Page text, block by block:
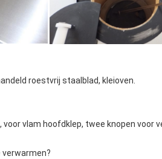
roestvrij staalblad, kleioven.
voor vlam hoofdklep, twee knopen voor
verwarmen?